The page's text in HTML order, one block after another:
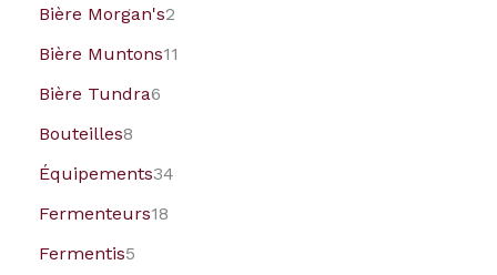
Bière Morgan's2
Bière Muntons11
Bière Tundra6
Bouteilles8
Équipements34
Fermenteurs18
Fermentis5